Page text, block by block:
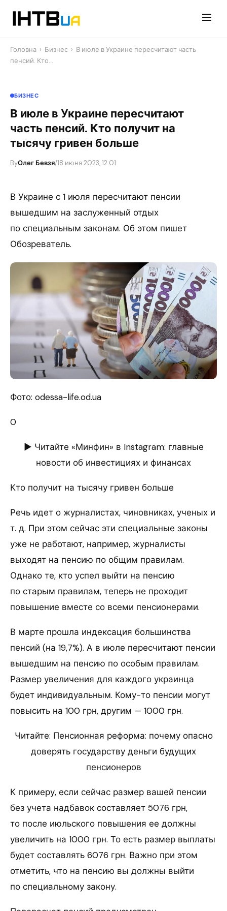
Головна › Бизнес › В июле в Украине пересчитают часть
пенсий. Кто…
БИЗНЕС
В июле в Украине пересчитают
часть пенсий. Кто получит на
тысячу гривен больше
ByОлег Бевзя/18 июня 2023, 12:01
В Украине с 1 июля пересчитают пенсии
вышедшим на заслуженный отдых
по специальным законам. Об этом пишет
Обозреватель.
Фото: odessa-life.od.ua
0
► Читайте «Минфин» в Instagram: главные
новости об инвестициях и финансах
Кто получит на тысячу гривен больше
Речь идет о журналистах, чиновниках, ученых и
т. д. При этом сейчас эти специальные законы
уже не работают, например, журналисты
выходят на пенсию по общим правилам.
Однако те, кто успел выйти на пенсию
по старым правилам, теперь не проходит
повышение вместе со всеми пенсионерами.
В марте прошла индексация большинства
пенсий (на 19,7%). А в июле пересчитают пенсии
вышедшим на пенсию по особым правилам.
Размер увеличения для каждого украинца
будет индивидуальным. Кому-то пенсии могут
повысить на 100 грн, другим — 1000 грн.
Читайте: Пенсионная реформа: почему опасно
доверять государству деньги будущих
пенсионеров
К примеру, если сейчас размер вашей пенсии
без учета надбавок составляет 5076 грн,
то после июльского повышения ее должны
увеличить на 1000 грн. То есть размер выплаты
будет составлять 6076 грн. Важно при этом
отметить, что на пенсию вы должны выйти
по специальному закону.